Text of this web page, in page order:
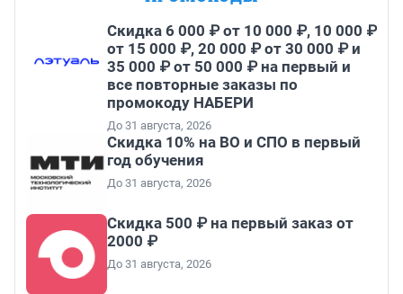
Скидка 6 000 ₽ от 10 000 ₽, 10 000 ₽
от 15 000 ₽, 20 000 ₽ от 30 000 ₽ и
35 000 ₽ от 50 000 ₽ на первый и
все повторные заказы по
промокоду НАБЕРИ
До 31 августа, 2026
Скидка 10% на ВО и СПО в первый
год обучения
До 31 августа, 2026
Скидка 500 ₽ на первый заказ от
2000 ₽
До 31 августа, 2026